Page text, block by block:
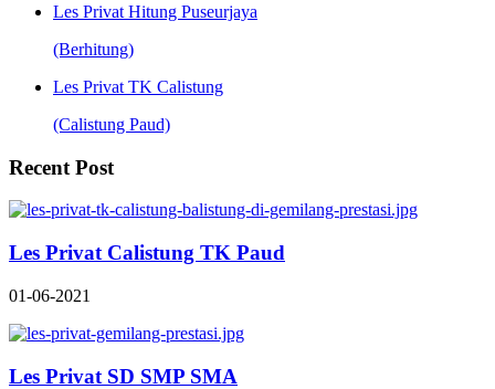
Les Privat Hitung Puseurjaya
(Berhitung)
Les Privat TK Calistung
(Calistung Paud)
Recent Post
Les Privat Calistung TK Paud
01-06-2021
Les Privat SD SMP SMA